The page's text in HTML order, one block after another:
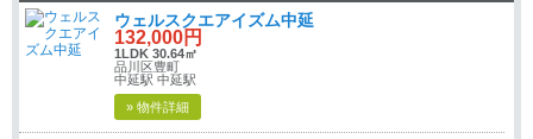
ウェルスクエアイズム中延
132,000円
1LDK 30.64㎡
品川区豊町
中延駅 中延駅
» 物件詳細